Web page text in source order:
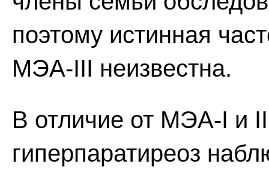
поэтому истинная
МЭА-III неизвестна.
В отличие от МЭА-I и
гиперпаратиреоз